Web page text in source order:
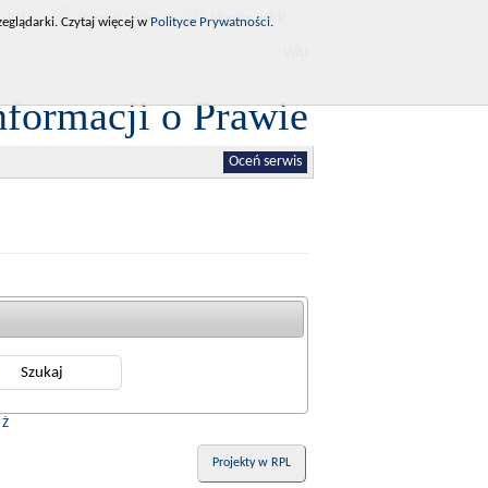
RCL Dziennik Ustaw Monitor Polski
o Prawie
Oceń serwis
Ż
Projekty w RPL
Czytaj więcej w Polityce Prywatności.